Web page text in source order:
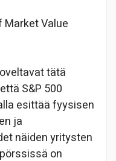
tätä
S&P 500
esittää fyysisen
ja
näiden yritysten
on